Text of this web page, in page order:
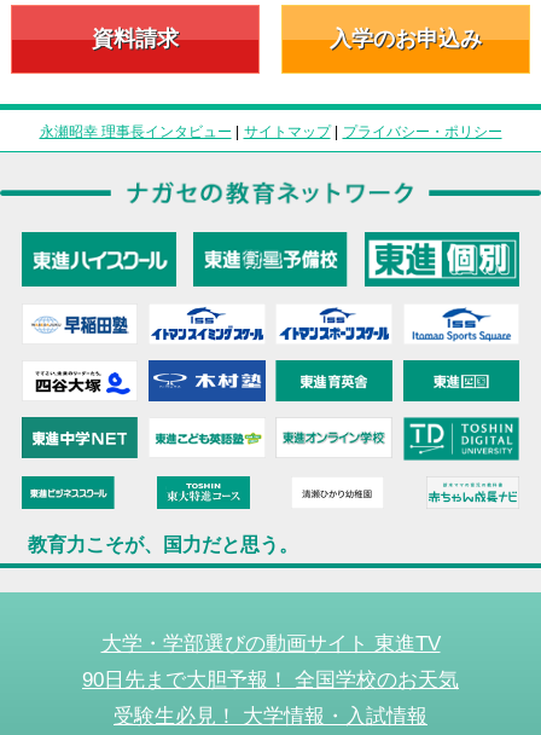
資料請求 入学のお申込み
永瀬昭幸 理事長インタビュー | サイトマップ| プライバシー・ポリシー
教育力こそが、国力だと思う。
大学・学部選びの動画サイト 東進TV
90日先まで大胆予報！ 全国学校のお天気
受験生必見！ 大学情報・入試情報